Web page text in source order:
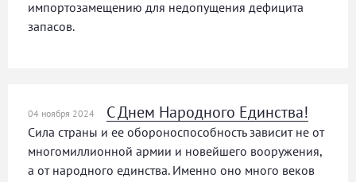
импортозамещению для недопущения дефицита
запасов.
04 ноября 2024 С Днем Народного Единства!
Сила страны и ее обороноспособность зависит не от
многомиллионной армии и новейшего вооружения,
а от народного единства. Именно оно много веков